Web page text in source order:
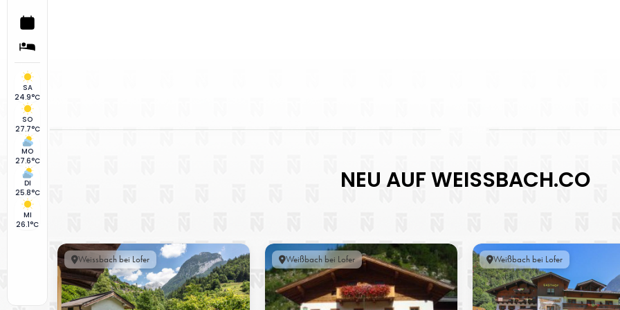
SA
24.9°C
SO
27.7°C
MO
27.6°C
DI
25.8°C
MI
26.1°C
NEU AUF WEISSBACH.CO
Weissbach bei Lofer Weißbach bei Lofer Weißbach bei Lofer